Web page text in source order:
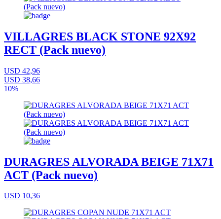
VILLAGRES BLACK STONE 92X92
RECT (Pack nuevo)
USD 42,96
USD 38,66
10%
DURAGRES ALVORADA BEIGE 71X71
ACT (Pack nuevo)
USD 10,36